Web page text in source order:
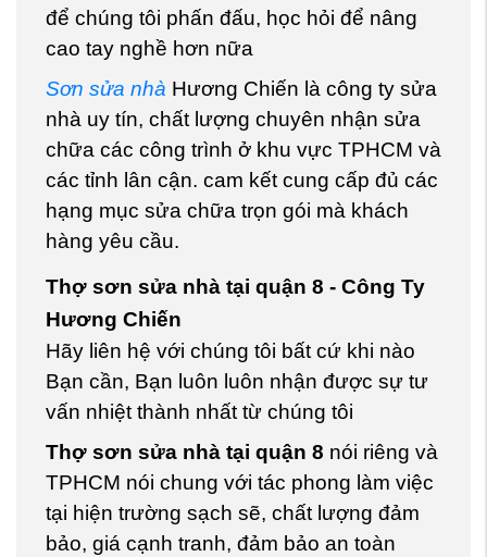
để chúng tôi phấn đấu, học hỏi để nâng
cao tay nghề hơn nữa
Sơn sửa nhà Hương Chiến là công ty sửa
nhà uy tín, chất lượng chuyên nhận sửa
chữa các công trình ở khu vực TPHCM và
các tỉnh lân cận. cam kết cung cấp đủ các
hạng mục sửa chữa trọn gói mà khách
hàng yêu cầu.
Thợ sơn sửa nhà tại quận 8 - Công Ty
Hương Chiến
Hãy liên hệ với chúng tôi bất cứ khi nào
Bạn cần, Bạn luôn luôn nhận được sự tư
vấn nhiệt thành nhất từ chúng tôi
Thợ sơn sửa nhà tại quận 8 nói riêng và
TPHCM nói chung với tác phong làm việc
tại hiện trường sạch sẽ, chất lượng đảm
bảo, giá cạnh tranh, đảm bảo an toàn